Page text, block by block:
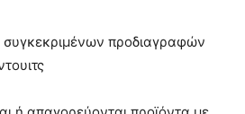
προδιαγραφών